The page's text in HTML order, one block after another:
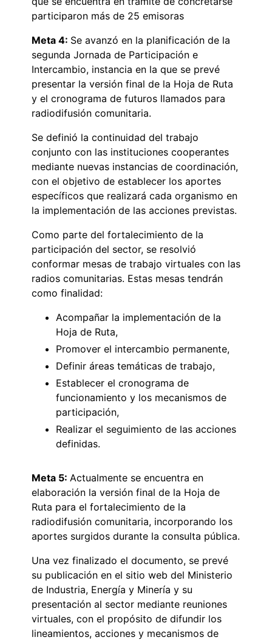
participaron más de 25 emisoras
Meta 4: Se avanzó en la planificación de la
segunda Jornada de Participación e
Intercambio, instancia en la que se prevé
presentar la versión final de la Hoja de Ruta
y el cronograma de futuros llamados para
radiodifusión comunitaria.
Se definió la continuidad del trabajo
conjunto con las instituciones cooperantes
mediante nuevas instancias de coordinación,
con el objetivo de establecer los aportes
específicos que realizará cada organismo en
la implementación de las acciones previstas.
Como parte del fortalecimiento de la
participación del sector, se resolvió
conformar mesas de trabajo virtuales con las
radios comunitarias. Estas mesas tendrán
como finalidad:
Acompañar la implementación de la
Hoja de Ruta,
Promover el intercambio permanente,
Definir áreas temáticas de trabajo,
Establecer el cronograma de
funcionamiento y los mecanismos de
participación,
Realizar el seguimiento de las acciones
definidas.
Meta 5: Actualmente se encuentra en
elaboración la versión final de la Hoja de
Ruta para el fortalecimiento de la
radiodifusión comunitaria, incorporando los
aportes surgidos durante la consulta pública.
Una vez finalizado el documento, se prevé
su publicación en el sitio web del Ministerio
de Industria, Energía y Minería y su
presentación al sector mediante reuniones
virtuales, con el propósito de difundir los
lineamientos, acciones y mecanismos de